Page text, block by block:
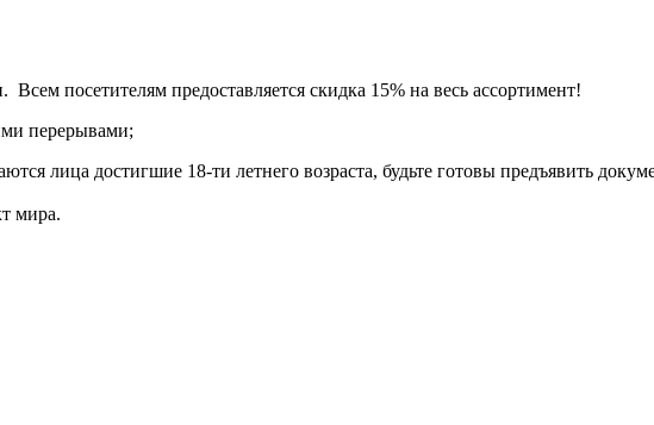
посетителям предоставляется скидка 15% на весь ассортимент!
перерывами;
лица достигшие 18-ти летнего возраста, будьте готовы предъявить
мира.